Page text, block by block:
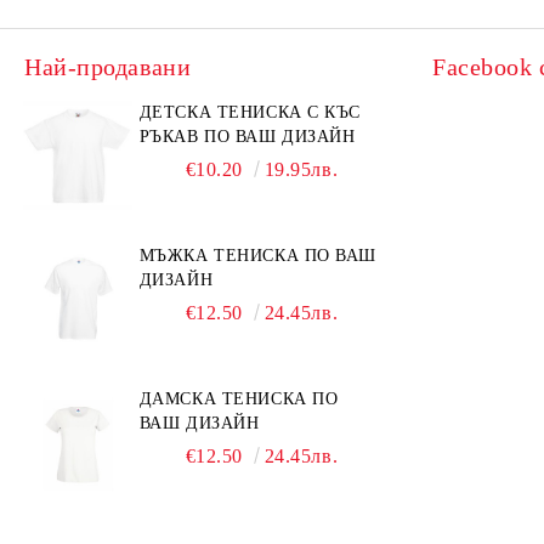
Най-продавани
ДЕТСКА ТЕНИСКА С КЪС
РЪКАВ ПО ВАШ ДИЗАЙН
€10.20 19.95лв.
МЪЖКА ТЕНИСКА ПО ВАШ
ДИЗАЙН
€12.50 24.45лв.
ДАМСКА ТЕНИСКА ПО
ВАШ ДИЗАЙН
€12.50 24.45лв.
Facebook